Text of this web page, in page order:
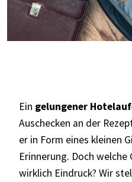
Ein gelungener
Auschecken an der
er in Form eines kleinen
Erinnerung. Doch welche
wirklich Eindruck? Wir